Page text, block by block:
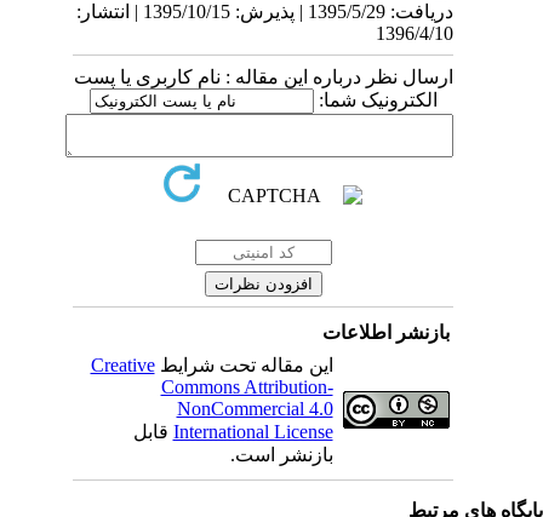
دریافت: 1395/5/29 | پذیرش: 1395/10/15 | انتشار:
1396/4/10
ارسال نظر درباره این مقاله : نام کاربری یا پست
الکترونیک شما:
بازنشر اطلاعات
این مقاله تحت شرایطCreative
Commons Attribution-
NonCommercial 4.0
International Licenseقابل
بازنشر است.
های مرتبط